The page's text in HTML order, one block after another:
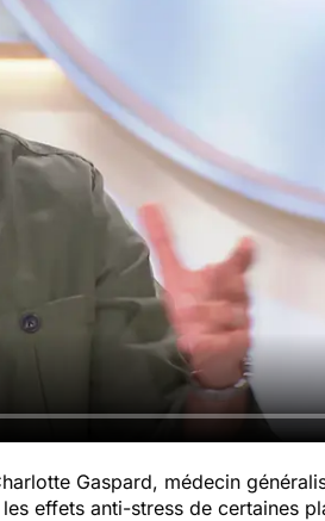
Gaspard, médecin
effets anti-stress de certaines